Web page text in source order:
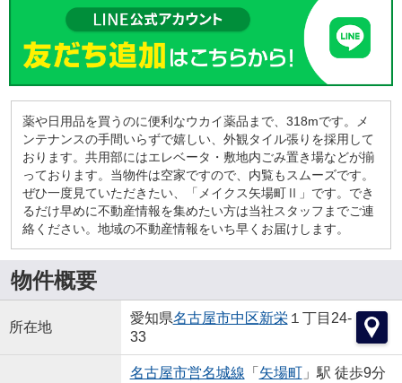
薬や日用品を買うのに便利なウカイ薬品まで、318mです。メ
ンテナンスの手間いらずで嬉しい、外観タイル張りを採用して
おります。共用部にはエレベータ・敷地内ごみ置き場などが揃
っております。当物件は空家ですので、内覧もスムーズです。
ぜひ一度見ていただきたい、「メイクス矢場町Ⅱ」です。でき
るだけ早めに不動産情報を集めたい方は当社スタッフまでご連
絡ください。地域の不動産情報をいち早くお届けします。
物件概要
所在地
愛知県名古屋市中区新栄１丁目24-
33
名古屋市営名城線 「 矢場町」駅 徒歩9分